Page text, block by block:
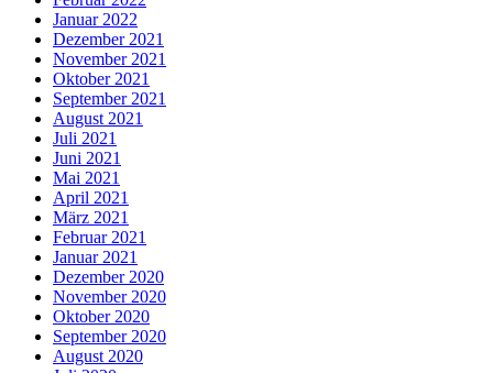
Januar 2022
Dezember 2021
November 2021
Oktober 2021
September 2021
August 2021
Juli 2021
Juni 2021
Mai 2021
April 2021
März 2021
Februar 2021
Januar 2021
Dezember 2020
November 2020
Oktober 2020
September 2020
August 2020